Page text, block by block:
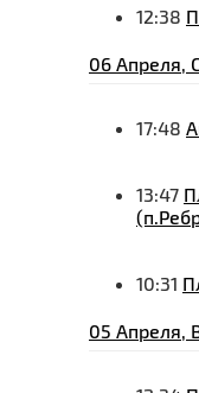
12:38
06 Апреля,
17:48
13:47
10:31
05 Апреля,